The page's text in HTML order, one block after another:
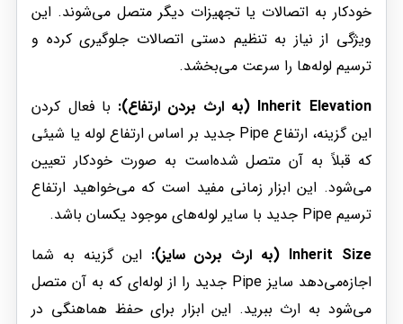
خودکار به اتصالات یا تجهیزات دیگر متصل می‌شوند. این
ویژگی از نیاز به تنظیم دستی اتصالات جلوگیری کرده و
ترسیم لوله‌ها را سرعت می‌بخشد.
Inherit Elevation (به ارث بردن ارتفاع):
با فعال کردن
این گزینه، ارتفاع Pipe جدید بر اساس ارتفاع لوله یا شیئی
که قبلاً به آن متصل شده‌است به صورت خودکار تعیین
می‌شود. این ابزار زمانی مفید است که می‌خواهید ارتفاع
ترسیم Pipe جدید با سایر لوله‌های موجود یکسان باشد.
Inherit Size (به ارث بردن سایز):
این گزینه به شما
اجازه‌می‌دهد سایز Pipe جدید را از لوله‌ای که به آن متصل
می‌شود به ارث ببرید. این ابزار برای حفظ هماهنگی در